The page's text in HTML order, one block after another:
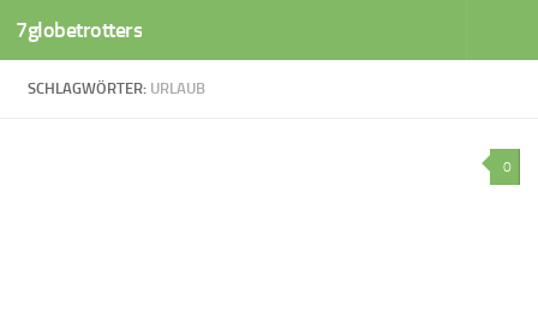
Zum Inhalt springen
7globetrotters
SCHLAGWÖRTER: URLAUB
0